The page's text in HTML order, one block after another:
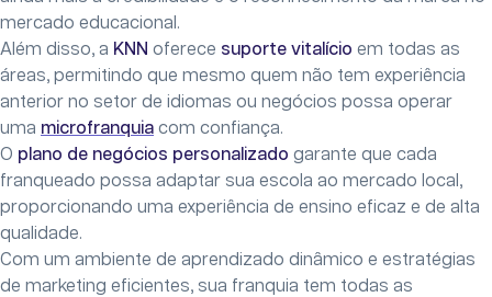
mercado educacional.
Além disso, a KNN oferece suporte vitalício em todas as
áreas, permitindo que mesmo quem não tem experiência
anterior no setor de idiomas ou negócios possa operar
uma microfranquia com confiança.
O plano de negócios personalizado garante que cada
franqueado possa adaptar sua escola ao mercado local,
proporcionando uma experiência de ensino eficaz e de alta
qualidade.
Com um ambiente de aprendizado dinâmico e estratégias
de marketing eficientes, sua franquia tem todas as